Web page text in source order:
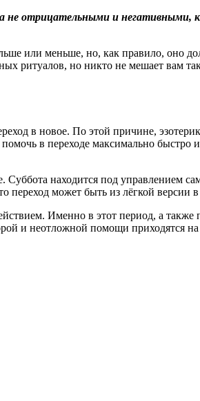
не отрицательными и негативными,
или меньше, но, как правило, оно
ритуалов, но никто не мешает вам
в новое. По этой причине,
в переходе максимально быстро
Суббота находится под управлением
переход может быть из лёгкой версии
Именно в этот период, а
и неотложной помощи приходятся